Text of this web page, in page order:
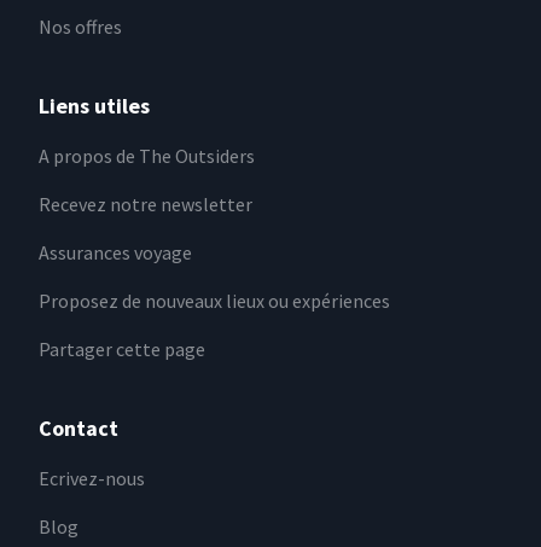
Nos offres
Liens utiles
A propos de The Outsiders
Recevez notre newsletter
Assurances voyage
Proposez de nouveaux lieux ou expériences
Partager cette page
Contact
Ecrivez-nous
Blog